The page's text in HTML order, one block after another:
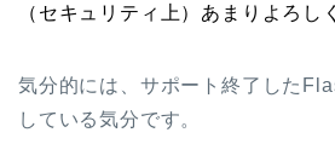
（セキュリティ上）あまりよろし
気分的には、サポート終了した
している気分です。